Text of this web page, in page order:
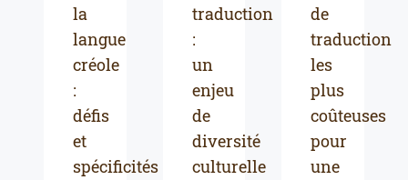
la
langue
créole
:
défis
et
spécificités
traduction
:
un
enjeu
de
diversité
culturelle
de
traduction
les
plus
coûteuses
pour
une